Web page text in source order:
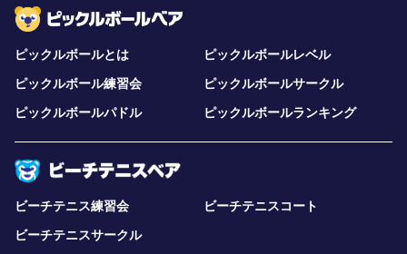
ピックルボールとは
ピックルボールレベル
ピックルボール練習会
ピックルボールサークル
ピックルボールパドル
ピックルボールランキング
ビーチテニス練習会
ビーチテニスコート
ビーチテニスサークル